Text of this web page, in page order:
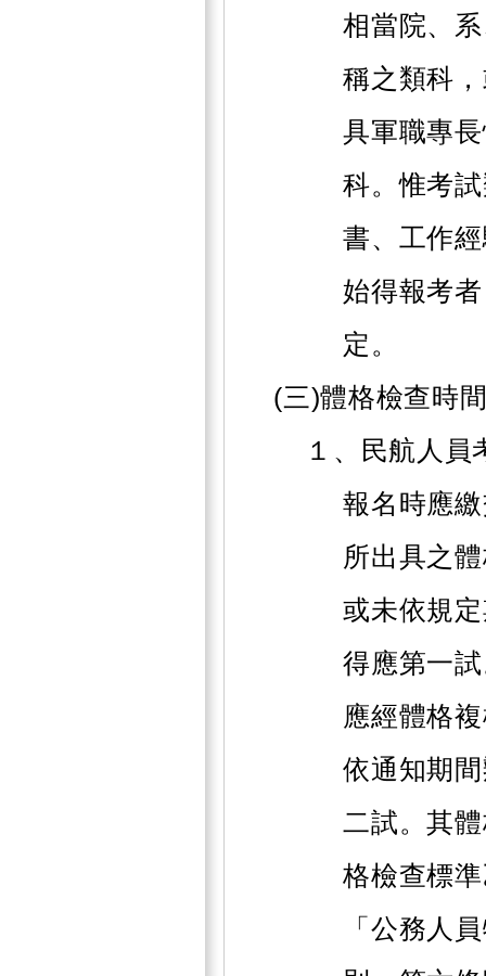
相當院、
稱之類科
具軍職專
科。惟考
書、工作
始得報考
定。
(三)體格檢查時
１、民航人員
報名時應
所出具之
或未依規
得應第一
應經體格
依通知期
二試。其
格檢查標
「公務人